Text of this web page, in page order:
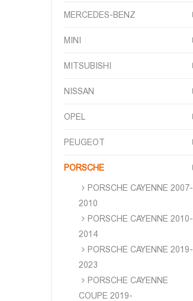
MERCEDES-BENZ
MINI
MITSUBISHI
NISSAN
OPEL
PEUGEOT
PORSCHE
PORSCHE CAYENNE 2007-
2010
PORSCHE CAYENNE 2010-
2014
PORSCHE CAYENNE 2019-
2023
PORSCHE CAYENNE
COUPE 2019-